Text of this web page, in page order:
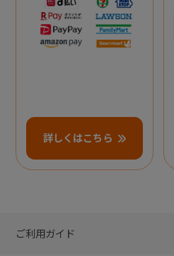
詳しくはこちら
ご利用ガイド